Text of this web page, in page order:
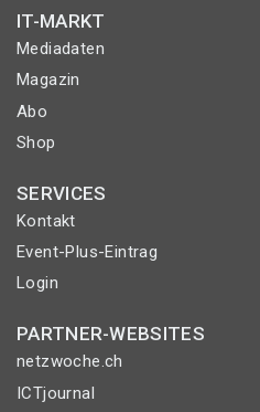
IT-MARKT
Mediadaten
Magazin
Abo
Shop
SERVICES
Kontakt
Event-Plus-Eintrag
Login
PARTNER-WEBSITES
netzwoche.ch
ICTjournal